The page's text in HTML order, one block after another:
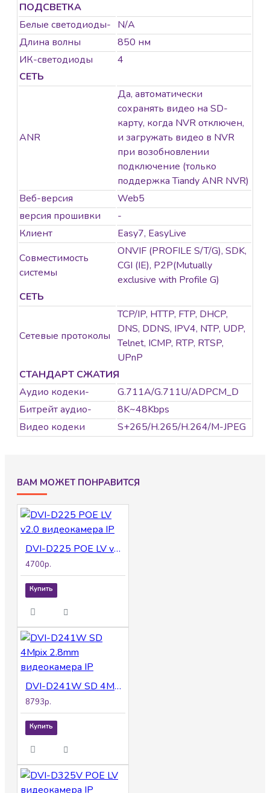
ПОДСВЕТКА
Белые светодиоды- N/A
Длина волны
850 нм
ИК-светодиоды
4
СЕТЬ
ANR
Да, автоматически
сохранять видео на SD-
карту, когда NVR отключен,
и загружать видео в NVR
при возобновлении
подключение (только
поддержка Tiandy ANR NVR)
Веб-версия
Web5
версия прошивки
-
Клиент
Easy7, EasyLive
Совместимость
системы
ONVIF (PROFILE S/T/G), SDK,
CGI (IE), P2P(Mutually
exclusive with Profile G)
СЕТЬ
Сетевые протоколы
TCP/IP, HTTP, FTP, DHCP,
DNS, DDNS, IPV4, NTP, UDP,
Telnet, ICMP, RTP, RTSP,
UPnP
СТАНДАРТ СЖАТИЯ
Аудио кодеки-
G.711A/G.711U/ADPCM_D
Битрейт аудио-
8K~48Kbps
Видео кодеки
S+265/H.265/H.264/M-JPEG
ВАМ МОЖЕТ ПОНРАВИТСЯ
DVI-D225 POE LV v2.0 видеокамера IP
4700р.
Купить
DVI-D241W SD 4Mpix 2.8mm видеокамера IP
8793р.
Купить